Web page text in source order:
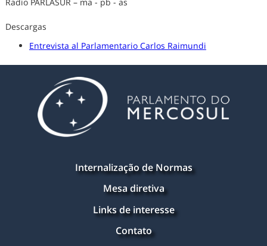
Radio PARLASUR – ma - pb - as
Descargas
Entrevista al Parlamentario Carlos Raimundi
Internalização de Normas
Mesa diretiva
Links de interesse
Contato